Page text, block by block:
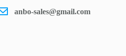
anbo-sales@gmail.com